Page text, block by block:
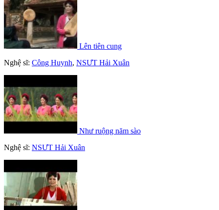
Lên tiên cung
Nghệ sĩ: Công Huynh, NSƯT Hải Xuân
Như ruộng năm sào
Nghệ sĩ: NSƯT Hải Xuân